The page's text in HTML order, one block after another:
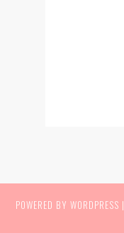
POWERED BY WORDPRESS |